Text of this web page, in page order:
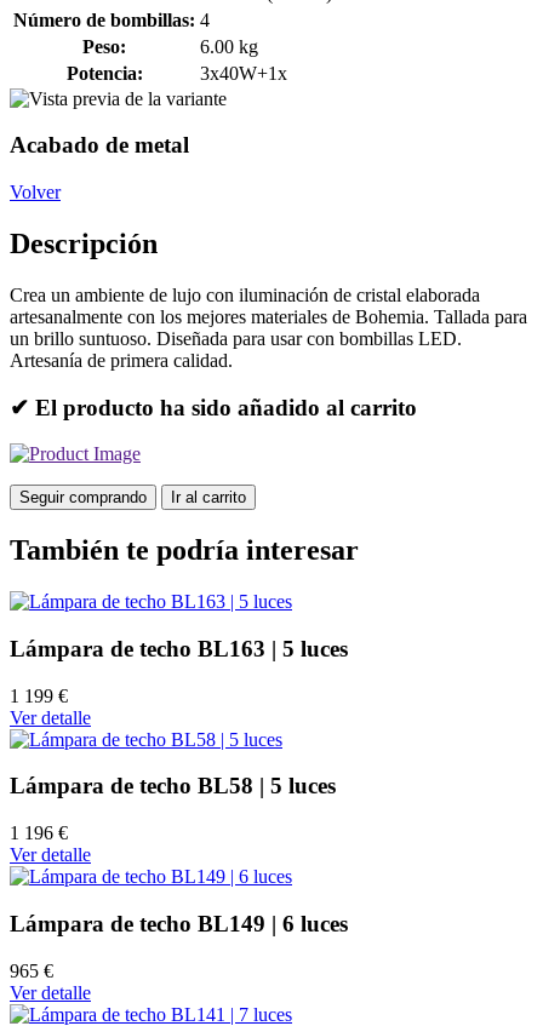
Número de bombillas: 4
Peso:
6.00 kg
Potencia:
3x40W+1x
Acabado de metal
Volver
Descripción
Crea un ambiente de lujo con iluminación de cristal elaborada
artesanalmente con los mejores materiales de Bohemia. Tallada para
un brillo suntuoso. Diseñada para usar con bombillas LED.
Artesanía de primera calidad.
✔ El producto ha sido añadido al carrito
Seguir comprando Ir al carrito
También te podría interesar
Lámpara de techo BL163 | 5 luces
1 199 €
Ver detalle
Lámpara de techo BL58 | 5 luces
1 196 €
Ver detalle
Lámpara de techo BL149 | 6 luces
965 €
Ver detalle